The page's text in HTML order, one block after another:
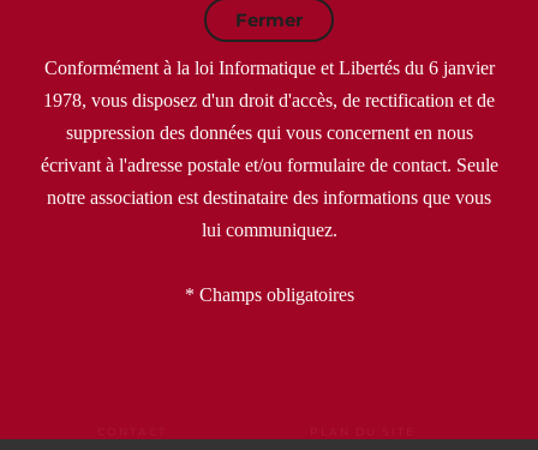
Fermer
Conformément à la loi Informatique et Libertés du 6 janvier
1978, vous disposez d'un droit d'accès, de rectification et de
suppression des données qui vous concernent en nous
écrivant à l'adresse postale et/ou formulaire de contact. Seule
notre association est destinataire des informations que vous
lui communiquez.
* Champs obligatoires